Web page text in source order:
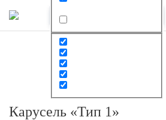
Карусель «Тип 1»